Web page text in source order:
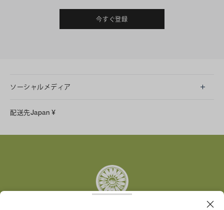
今すぐ登録
ソーシャルメディア
Facebook
配送先Japan ¥